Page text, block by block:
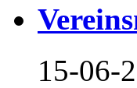
15-06-